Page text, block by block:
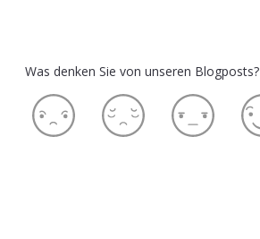
Was denken Sie von unseren Blogposts?